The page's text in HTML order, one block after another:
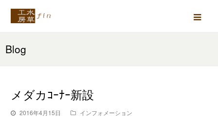
Blog
メダカｺｰﾅｰ新設
2016年4月15日 インフォメーション